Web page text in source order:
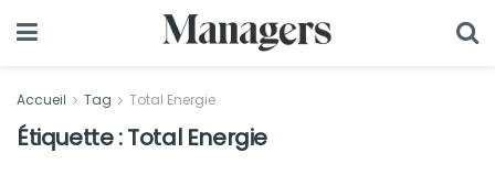
Accueil Tag Total Energie
Étiquette :Total Energie